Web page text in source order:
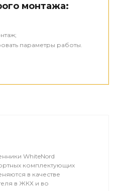
монтажа:
параметры работы.
WhiteNord
комплектующих
в качестве
в ЖКХ и во